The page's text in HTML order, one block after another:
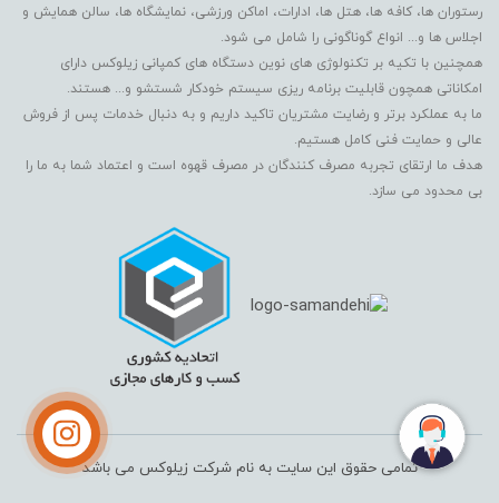
رستوران ها، کافه ها، هتل ها، ادارات، اماکن ورزشی، نمایشگاه ها، سالن همایش و
اجلاس ها و... انواع گوناگونی را شامل می شود.
همچنین با تکیه بر تکنولوژی های نوین دستگاه های کمپانی زیلوکس دارای
امکاناتی همچون قابلیت برنامه ریزی سیستم خودکار شستشو و... هستند.
ما به عملکرد برتر و رضایت مشتریان تاکید داریم و به دنبال خدمات پس از فروش
عالی و حمایت فنی کامل هستیم.
هدف ما ارتقای تجربه مصرف کنندگان در مصرف قهوه است و اعتماد شما به ما را
بی محدود می سازد.
تمامی حقوق این سایت به نام شرکت زیلوکس می باشد